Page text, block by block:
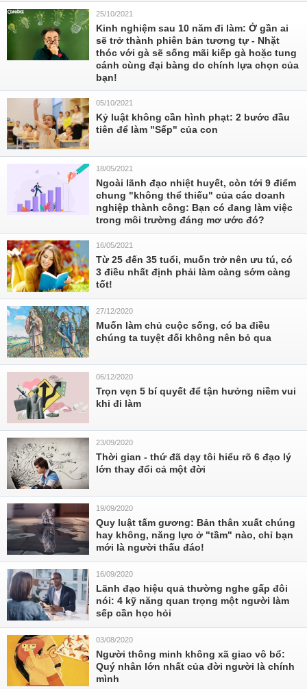
25/10/2021
Kinh nghiệm sau 10 năm đi làm: Ở gần ai
sẽ trở thành phiên bản tương tự - Nhặt
thóc với gà sẽ sống mãi kiếp gà hoặc tung
cánh cùng đại bàng do chính lựa chọn của
bạn!
05/10/2021
Kỷ luật không cần hình phạt: 2 bước đầu
tiên để làm "Sếp" của con
18/05/2021
Ngoài lãnh đạo nhiệt huyết, còn tới 9 điểm
chung "không thể thiếu" của các doanh
nghiệp thành công: Bạn có đang làm việc
trong môi trường đáng mơ ước đó?
16/05/2021
Từ 25 đến 35 tuổi, muốn trở nên ưu tú, có
3 điều nhất định phải làm càng sớm càng
tốt!
27/12/2020
Muốn làm chủ cuộc sống, có ba điều
chúng ta tuyệt đối không nên bỏ qua
06/12/2020
Trọn vẹn 5 bí quyết để tận hưởng niềm vui
khi đi làm
23/09/2020
Thời gian - thứ đã dạy tôi hiểu rõ 6 đạo lý
lớn thay đổi cả một đời
19/09/2020
Quy luật tấm gương: Bản thân xuất chúng
hay không, năng lực ở "tầm" nào, chỉ bạn
mới là người thấu đáo!
16/09/2020
Lãnh đạo hiệu quả thường nghe gấp đôi
nói: 4 kỹ năng quan trọng một người làm
sếp cần học hỏi
03/08/2020
Người thông minh không xã giao vô bổ:
Quý nhân lớn nhất của đời người là chính
mình